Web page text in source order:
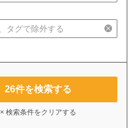
26件を検索する
× 検索条件をクリアする